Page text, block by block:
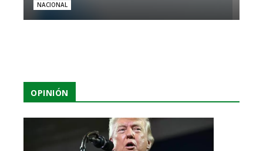
NACIONAL
OPINIÓN